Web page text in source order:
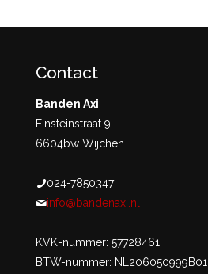
Contact
Banden Axi
Einsteinstraat 9
6604bw Wijchen
024-7850347
info@bandenaxi.nl
KVK-nummer: 57728461
BTW-nummer: NL206050999B01